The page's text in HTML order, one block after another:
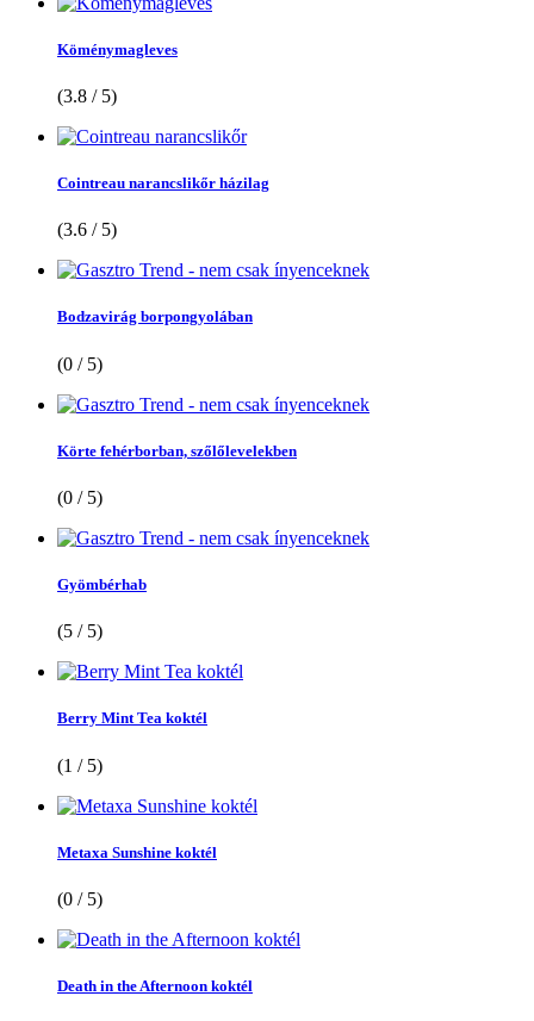
Köménymagleves
(3.8 / 5)
Cointreau narancslikőr házilag
(3.6 / 5)
Bodzavirág borpongyolában
(0 / 5)
Körte fehérborban, szőlőlevelekben
(0 / 5)
Gyömbérhab
(5 / 5)
Berry Mint Tea koktél
(1 / 5)
Metaxa Sunshine koktél
(0 / 5)
Death in the Afternoon koktél